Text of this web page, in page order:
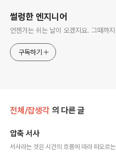
썰렁한 엔지니어
언젠가는 쉬는 날이 오겠지요. 그때까
구독하기
전체/잡생각 의 다른 글
압축 서사
서사라는 것은 시간의 흐름에 따라 떠오르